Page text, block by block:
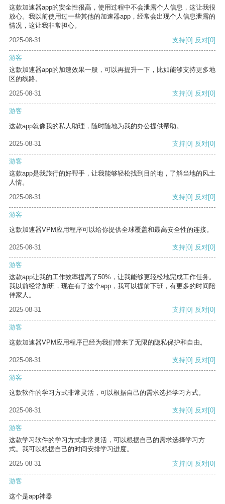
这款加速器app的安全性很高，使用过程中不会泄露个人信息，这让我很
放心。我以前使用过一些其他的加速器app，经常会出现个人信息泄露的
情况，这让我非常担心。
2025-08-31
支持[0] 反对[0]
游客
这款加速器app的加速效果一般，可以再提升一下，比如能够支持更多地
区的线路。
2025-08-31
支持[0] 反对[0]
游客
这款app就像我的私人助理，随时随地为我的办公提供帮助。
2025-08-31 支持[0] 反对[0]
游客
这款app是我旅行的好帮手，让我能够轻松找到目的地，了解当地的风土
人情。
2025-08-31
支持[0] 反对[0]
游客
这款加速器VPM应用程序可以给你提供全球覆盖和最高安全性的连接。
2025-08-31 支持[0] 反对[0]
游客
这款app让我的工作效率提高了50%，让我能够更轻松地完成工作任务。
我以前经常加班，现在有了这个app，我可以提前下班，有更多的时间陪
伴家人。
2025-08-31
支持[0] 反对[0]
游客
这款加速器VPM应用程序已经为我们带来了无限的隐私保护和自由。
2025-08-31 支持[0] 反对[0]
游客
这款软件的学习方式非常灵活，可以根据自己的需求选择学习方式。
2025-08-31 支持[0] 反对[0]
游客
这款学习软件的学习方式非常灵活，可以根据自己的需求选择学习方
式。我可以根据自己的时间安排学习进度。
2025-08-31
支持[0] 反对[0]
游客
这个是app神器